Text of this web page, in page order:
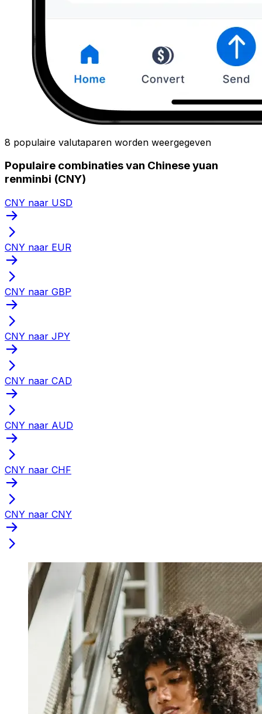
8 populaire valutaparen worden weergegeven
Populaire combinaties van Chinese yuan
renminbi (CNY)
CNY naar USD
CNY naar EUR
CNY naar GBP
CNY naar JPY
CNY naar CAD
CNY naar AUD
CNY naar CHF
CNY naar CNY